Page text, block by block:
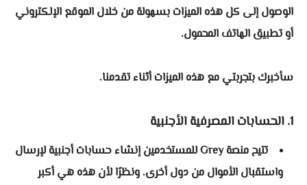
الوصول إلى كل هذه الميزات بسهولة من خلال الموقع الإلكتروني
أو تطبيق الهاتف المحمول.
سأخبرك بتجربتي مع هذه الميزات أثناء تقدمنا.
1. الحسابات المصرفية الأجنبية
تتيح منصة Grey للمستخدمين إنشاء حسابات أجنبية لإرسال
واستقبال الأموال من دول أخرى. ونظرًا لأن هذه هي أكبر